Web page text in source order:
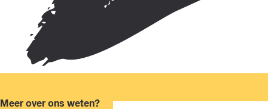
Meer over ons weten?